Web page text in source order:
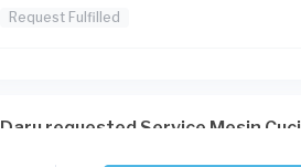
Request Fulfilled
Daru requested Service Mesin Cuci